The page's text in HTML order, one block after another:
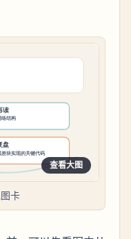
查看大图
卡